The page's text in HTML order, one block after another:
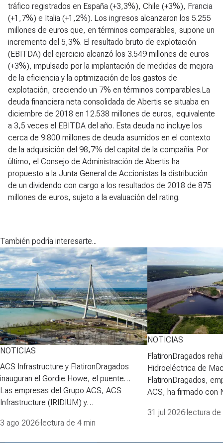
tráfico registrados en España (+3,3%), Chile (+3%), Francia
(+1,7%) e Italia (+1,2%). Los ingresos alcanzaron los 5.255
millones de euros que, en términos comparables, supone un
incremento del 5,3%. El resultado bruto de explotación
(EBITDA) del ejercicio alcanzó los 3.549 millones de euros
(+3%), impulsado por la implantación de medidas de mejora
de la eficiencia y la optimización de los gastos de
explotación, creciendo un 7% en términos comparables.La
deuda financiera neta consolidada de Abertis se situaba en
diciembre de 2018 en 12.538 millones de euros, equivalente
a 3,5 veces el EBITDA del año. Esta deuda no incluye los
cerca de 9.800 millones de deuda asumidos en el contexto
de la adquisición del 98,7% del capital de la compañía. Por
último, el Consejo de Administración de Abertis ha
propuesto a la Junta General de Accionistas la distribución
de un dividendo con cargo a los resultados de 2018 de 875
millones de euros, sujeto a la evaluación del rating.
También podría interesarte...
NOTICIAS
ACS Infrastructure y FlatironDragados
inauguran el Gordie Howe, el puente
atirantado más largo de Norteamérica
Las empresas del Grupo ACS, ACS
Infrastructure (IRIDIUM) y
la inauguraci&oacute;n del Puente
3 ago 2026· lectura de 4 min
NOTICIAS
FlatironDragados
Hidroeléctrica de
FlatironDragados,
ACS, ha firmado con
para desarrollar la
31 jul 2026· lectura de